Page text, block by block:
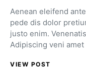
Aenean eleifend
pede dis dolor
justo enim.
Adipiscing veni
VIEW POST